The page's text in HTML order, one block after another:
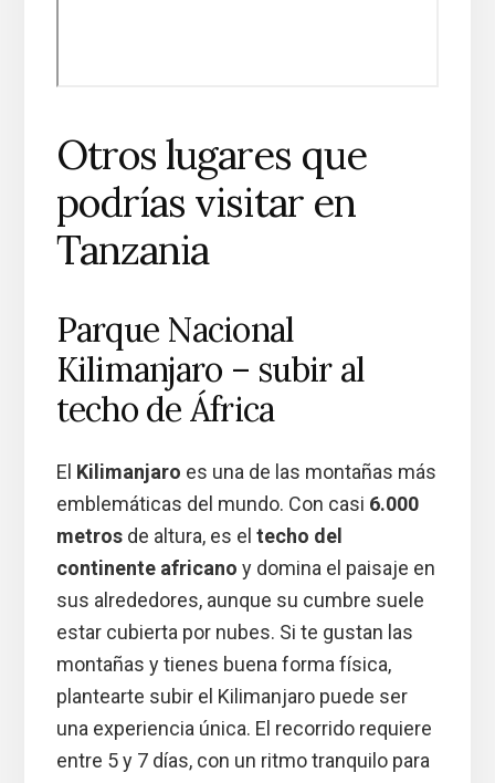
Otros lugares que
podrías visitar en
Tanzania
Parque Nacional
Kilimanjaro – subir al
techo de África
El Kilimanjaro es una de las montañas más
emblemáticas del mundo. Con casi 6.000
metrosde altura, es el techo del
continente africano y domina el paisaje en
sus alrededores, aunque su cumbre suele
estar cubierta por nubes. Si te gustan las
montañas y tienes buena forma física,
plantearte subir el Kilimanjaro puede ser
una experiencia única. El recorrido requiere
entre 5 y 7 días, con un ritmo tranquilo para